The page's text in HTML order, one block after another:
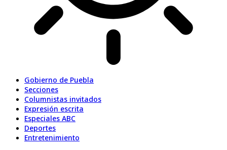
Gobierno de Puebla
Secciones
Columnistas invitados
Expresión escrita
Especiales ABC
Deportes
Entretenimiento